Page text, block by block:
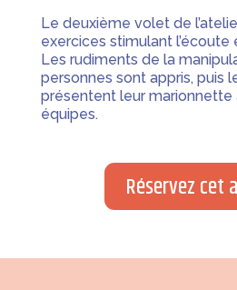
Le deuxième volet de
exercices stimulant l’écoute
Les rudiments de la
personnes sont appris, puis
présentent leur marionnette
équipes.
Réservez cet